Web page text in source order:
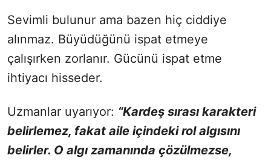
Sevimli bulunur ama bazen hiç ciddiye
alınmaz. Büyüdüğünü ispat etmeye
çalışırken zorlanır. Gücünü ispat etme
ihtiyacı hisseder.
Uzmanlar uyarıyor: “Kardeş sırası karakteri
belirlemez, fakat aile içindeki rol algısını
belirler. O algı zamanında çözülmezse,